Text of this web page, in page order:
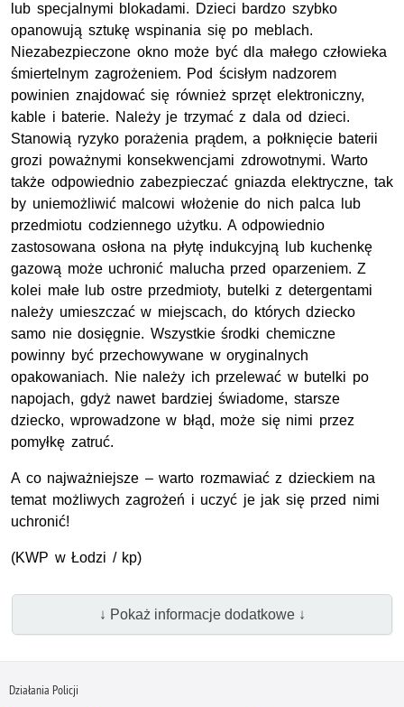
lub specjalnymi blokadami. Dzieci bardzo szybko
opanowują sztukę wspinania się po meblach.
Niezabezpieczone okno może być dla małego człowieka
śmiertelnym zagrożeniem. Pod ścisłym nadzorem
powinien znajdować się również sprzęt elektroniczny,
kable i baterie. Należy je trzymać z dala od dzieci.
Stanowią ryzyko porażenia prądem, a połknięcie baterii
grozi poważnymi konsekwencjami zdrowotnymi. Warto
także odpowiednio zabezpieczać gniazda elektryczne, tak
by uniemożliwić malcowi włożenie do nich palca lub
przedmiotu codziennego użytku. A odpowiednio
zastosowana osłona na płytę indukcyjną lub kuchenkę
gazową może uchronić malucha przed oparzeniem. Z
kolei małe lub ostre przedmioty, butelki z detergentami
należy umieszczać w miejscach, do których dziecko
samo nie dosięgnie. Wszystkie środki chemiczne
powinny być przechowywane w oryginalnych
opakowaniach. Nie należy ich przelewać w butelki po
napojach, gdyż nawet bardziej świadome, starsze
dziecko, wprowadzone w błąd, może się nimi przez
pomyłkę zatruć.
A co najważniejsze – warto rozmawiać z dzieckiem na
temat możliwych zagrożeń i uczyć je jak się przed nimi
uchronić!
(KWP w Łodzi / kp)
↓ Pokaż informacje dodatkowe ↓
Działania Policji